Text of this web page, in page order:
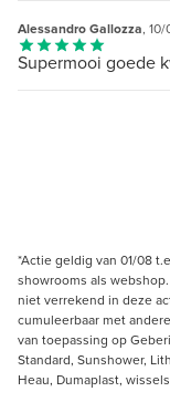
Alessandro Gallozza,
Supermooi goede
*Actie geldig van 01/08
showrooms als
niet verrekend in deze
cumuleerbaar met
van toepassing op
Standard, Sunshower,
Heau, Dumaplast,